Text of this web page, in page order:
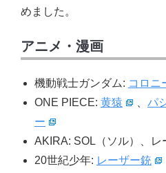
めました。
アニメ・漫画
機動戦士ガンダム: コロニ
ONE PIECE: 黄猿 パ
ー
AKIRA: SOL（ソル）、レ
20世紀少年: レーザー銃